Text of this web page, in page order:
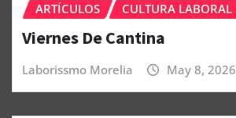
ARTÍCULOS CULTURA LABORAL
Viernes De Cantina
Laborissmo Morelia May 8, 2026